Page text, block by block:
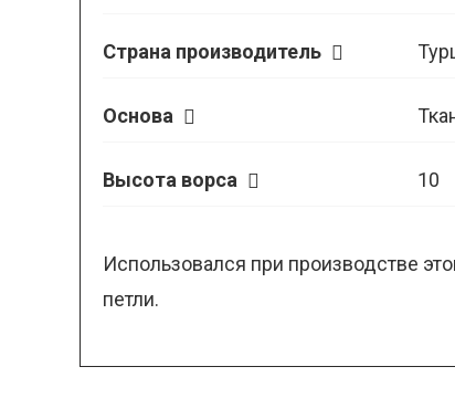
Страна производитель
Основа
Высота ворса 10
Использовался при производстве
петли.